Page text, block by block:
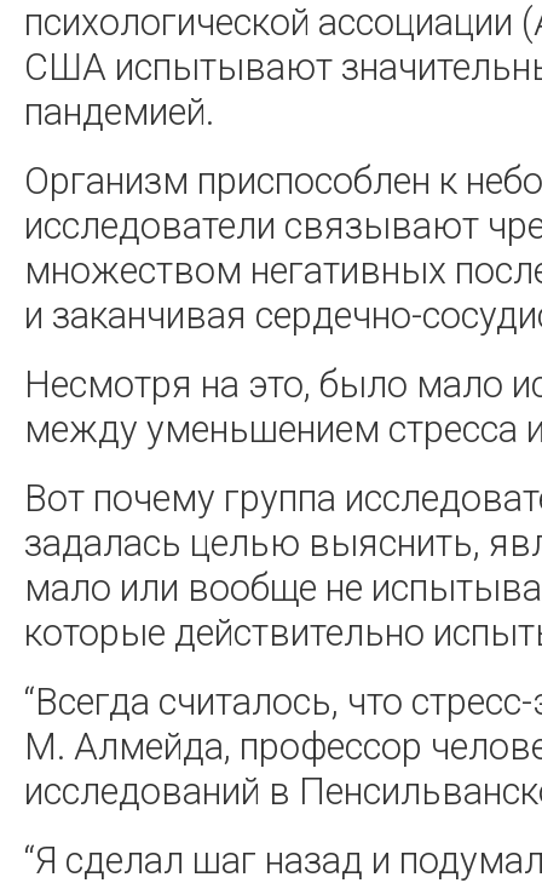
психологической
США испытывают
пандемией.
Организм приспособлен к
исследователи связывают
множеством негативных
и заканчивая сердечно-
Несмотря на это, было мало
между уменьшением стресса
Вот почему группа
задалась целью выяснить,
мало или вообще не
которые действительно
“Всегда считалось, что
М. Алмейда, профессор
исследований в
“Я сделал шаг назад и